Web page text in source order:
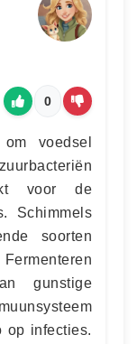
0
voedsel
voor de
Schimmels
soorten
gunstige
op infecties.